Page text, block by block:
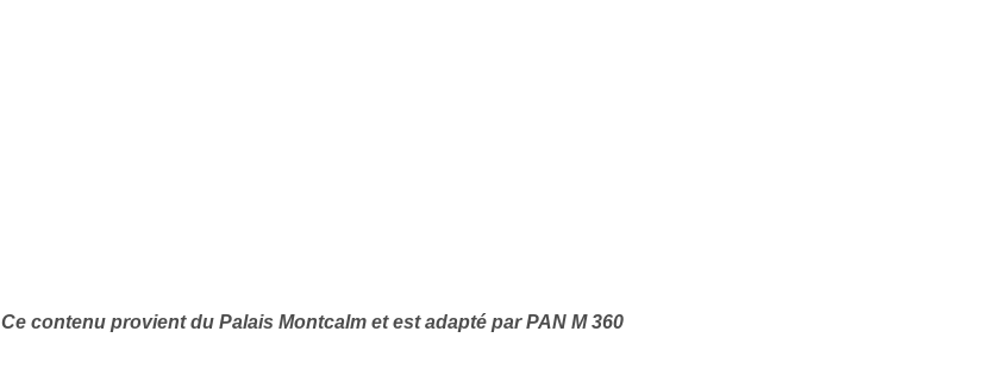
Ce contenu provient du Palais Montcalm et est adapté par PAN M 360